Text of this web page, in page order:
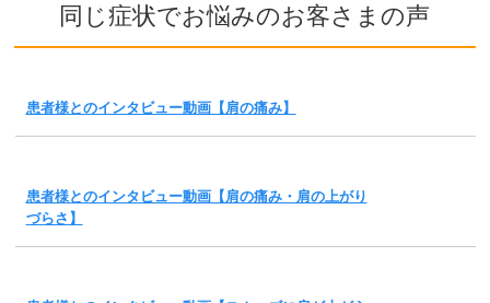
同じ症状でお悩みのお客さまの声
患者様とのインタビュー動画【肩の痛み】
患者様とのインタビュー動画【肩の痛み・肩の上がり
づらさ】